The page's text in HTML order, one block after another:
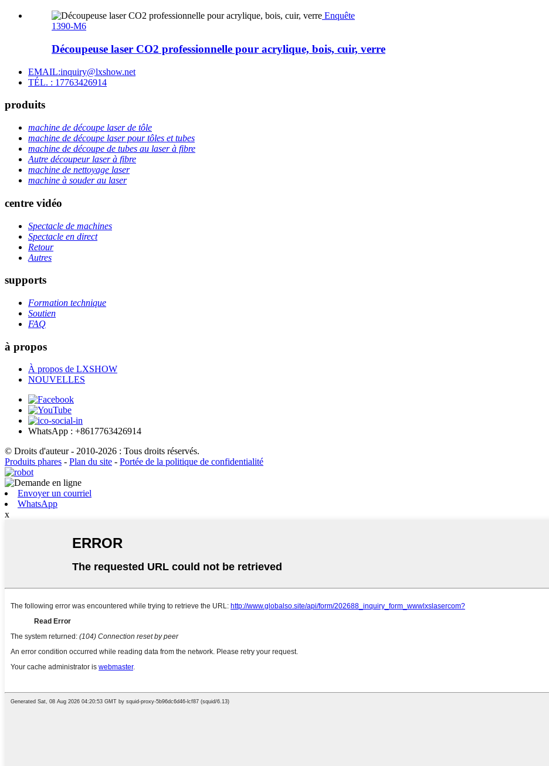
Enquête
1390-M6
Découpeuse laser CO2 professionnelle pour acrylique, bois, cuir, verre
EMAIL:inquiry@lxshow.net
TÉL. : 17763426914
produits
machine de découpe laser de tôle
machine de découpe laser pour tôles et tubes
machine de découpe de tubes au laser à fibre
Autre découpeur laser à fibre
machine de nettoyage laser
machine à souder au laser
centre vidéo
Spectacle de machines
Spectacle en direct
Retour
Autres
supports
Formation technique
Soutien
FAQ
à propos
À propos de LXSHOW
NOUVELLES
WhatsApp : +8617763426914
© Droits d'auteur - 2010-2026 : Tous droits réservés.
Produits phares - Plan du site - Portée de la politique de confidentialité
Envoyer un courriel
WhatsApp
x